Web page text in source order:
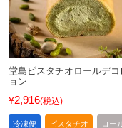
堂島ピスタチオロールデコ
ョン
¥2,916 税込
冷凍便 ピスタチオ ロー